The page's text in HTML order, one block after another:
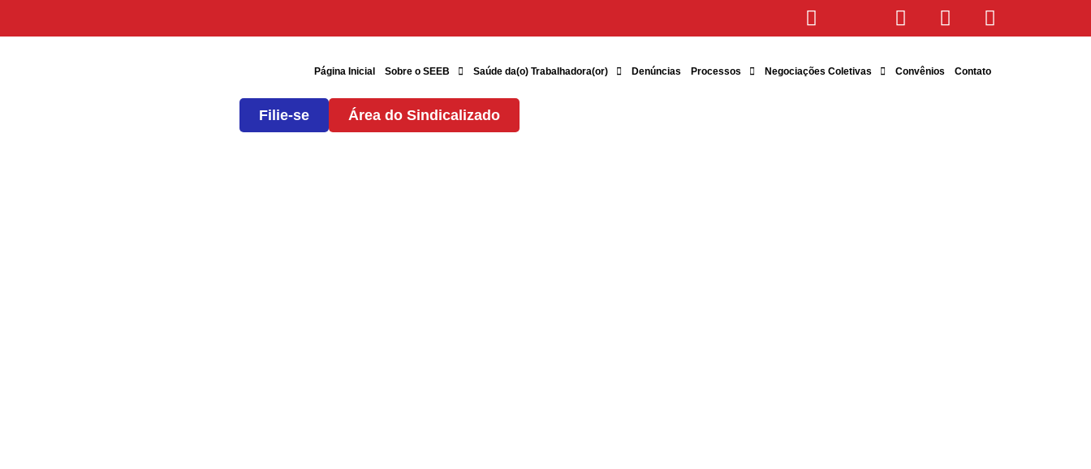
Página Inicial Sobre o SEEB Saúde da(o) Trabalhadora(or) Denúncias Processos Negociações Coletivas Convênios Contato
Filie-se Área do Sindicalizado